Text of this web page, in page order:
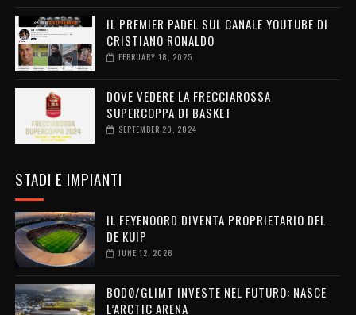
IL PREMIER PADEL SUL CANALE YOUTUBE DI
CRISTIANO RONALDO
FEBRUARY 18, 2025
DOVE VEDERE LA FRECCIAROSSA
SUPERCOPPA DI BASKET
SEPTEMBER 20, 2024
STADI E IMPIANTI
IL FEYENOORD DIVENTA PROPRIETARIO DEL
DE KUIP
JUNE 12, 2026
BODØ/GLIMT INVESTE NEL FUTURO: NASCE
L’ARCTIC ARENA